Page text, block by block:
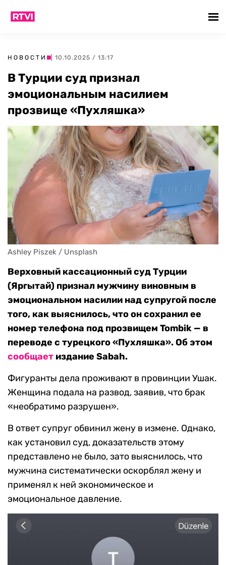
НОВОСТИ | 10.10.2025 / 13:17
В Турции суд признал
эмоциональным насилием
прозвище «Пухляшка»
Ashley Piszek / Unsplash
Верховный кассационный суд Турции
(Яргытай) признал мужчину виновным в
эмоциональном насилии над супругой после
того, как выяснилось, что он сохранил ее
номер телефона под прозвищем Tombik — в
переводе с турецкого «Пухляшка». Об этом
сообщает издание Sabah.
Фигуранты дела проживают в провинции Ушак.
Женщина подала на развод, заявив, что брак
«необратимо разрушен».
В ответ супруг обвинил жену в измене. Однако,
как установил суд, доказательств этому
представлено не было, зато выяснилось, что
мужчина систематически оскорблял жену и
применял к ней экономическое и
эмоциональное давление.